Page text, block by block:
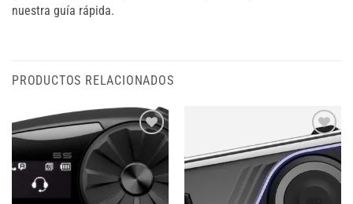
nuestra guía rápida.
PRODUCTOS RELACIONADOS
Add to
wishlist